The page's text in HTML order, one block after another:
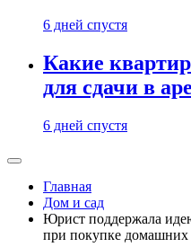
6 дней спустя
Какие
для сдачи в
6 дней спустя
Главная
Дом и сад
Юрист поддержала
при покупке